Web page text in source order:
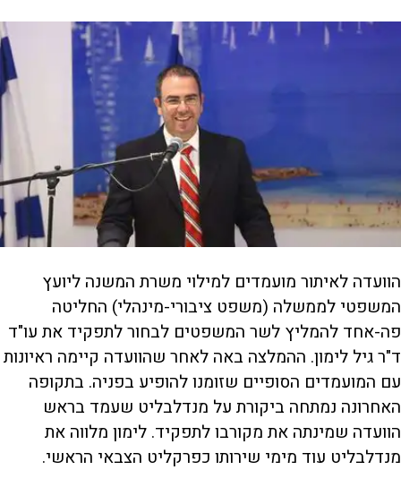
הוועדה לאיתור מועמדים למילוי משרת המשנה ליועץ
המשפטי לממשלה (משפט ציבורי-מינהלי) החליטה
פה-אחד להמליץ לשר המשפטים לבחור לתפקיד את עו"ד
ד"ר גיל לימון. ההמלצה באה לאחר שהוועדה קיימה ראיונות
עם המועמדים הסופיים שזומנו להופיע בפניה. בתקופה
האחרונה נמתחה ביקורת על מנדלבליט שעמד בראש
הוועדה שמינתה את מקורבו לתפקיד. לימון מלווה את
מנדלבליט עוד מימי שירותו כפרקליט הצבאי הראשי.